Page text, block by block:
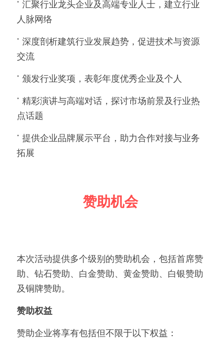
* 汇聚行业龙头企业及高端专业人士，建立行业
人脉网络
* 深度剖析建筑行业发展趋势，促进技术与资源
交流
* 颁发行业奖项，表彰年度优秀企业及个人
* 精彩演讲与高端对话，探讨市场前景及行业热
点话题
* 提供企业品牌展示平台，助力合作对接与业务
拓展
赞助机会
本次活动提供多个级别的赞助机会，包括首席赞
助、钻石赞助、白金赞助、黄金赞助、白银赞助
及铜牌赞助。
赞助权益
赞助企业将享有包括但不限于以下权益：